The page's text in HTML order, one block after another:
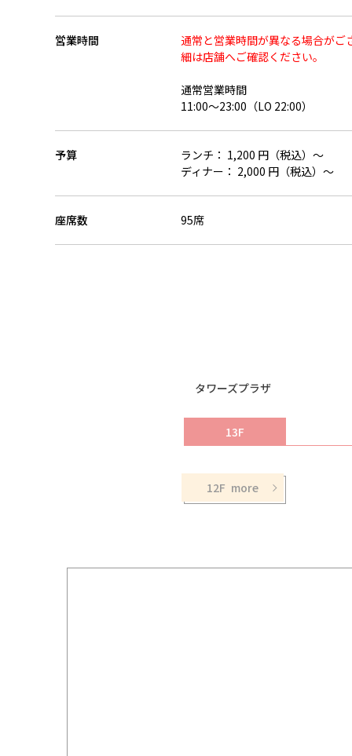
営業時間
通常と営業時間が異なる場合がご
細は店舗へご確認ください。
通常営業時間
11:00～23:00（LO 22:00）
予算
ランチ： 1,200 円（税込）～
ディナー： 2,000 円（税込）～
座席数 95席
タワーズプラザ
13F
12F